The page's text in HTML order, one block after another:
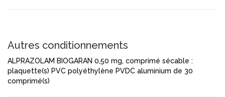
Autres conditionnements
ALPRAZOLAM BIOGARAN 0,50 mg, comprimé sécable :
plaquette(s) PVC polyéthylène PVDC aluminium de 30
comprimé(s)